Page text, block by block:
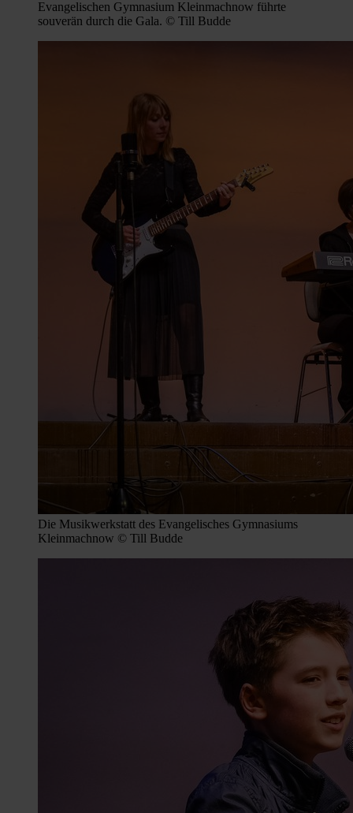
Evangelischen Gymnasium Kleinmachnow führte
souverän durch die Gala. © Till Budde
Die Musikwerkstatt des Evangelisches Gymnasiums
Kleinmachnow © Till Budde